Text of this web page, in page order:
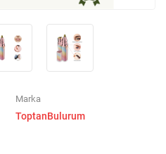
Marka
ToptanBulurum